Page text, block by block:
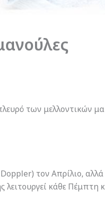
των μελλοντικών
τον Απρίλιο,
κάθε Πέμπτη